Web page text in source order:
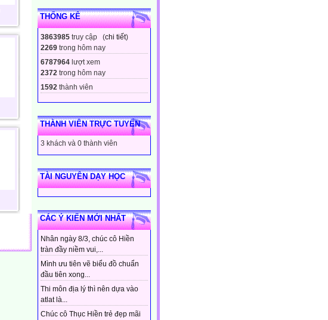
THỐNG KÊ
3863985 truy cập (chi tiết)
2269 trong hôm nay
6787964 lượt xem
2372 trong hôm nay
1592 thành viên
THÀNH VIÊN TRỰC TUYẾN
3 khách và 0 thành viên
TÀI NGUYÊN DẠY HỌC
CÁC Ý KIẾN MỚI NHẤT
Nhân ngày 8/3, chúc cô Hiền
tràn đầy niềm vui,...
Mình ưu tiên vẽ biểu đồ chuẩn
đầu tiên xong...
Thi môn địa lý thì nên dựa vào
atlat là...
Chúc cô Thục Hiền trẻ đẹp mãi